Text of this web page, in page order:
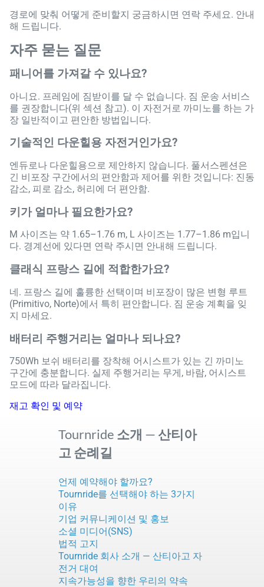
경로에 맞춰 어떻게 준비할지 궁금하시면 연락 주세요. 안내
해 드립니다.
자주 묻는 질문
패니어를 가져갈 수 있나요?
아니요. 프레임에 짐받이를 달 수 없습니다. 짐 운송 서비스
를 권장합니다(위 섹션 참고). 이 자전거로 까미노를 하는 가
장 일반적이고 편안한 방법입니다.
기술적인 다운힐용 자전거인가요?
엔듀로나 다운힐용으로 제안하지 않습니다. 풀서스펜션은
긴 비포장 구간에서의 편안함과 제어를 위한 것입니다: 진동
감소, 피로 감소, 허리에 더 편안함.
키가 얼마나 필요한가요?
M 사이즈는 약 1.65–1.76 m, L 사이즈는 1.77–1.86 m입니
다. 경계선에 있다면 연락 주시면 안내해 드립니다.
클래식 프랑스 길에 적합한가요?
네. 프랑스 길에 훌륭한 선택이며 비포장이 많은 변형 루트
(Primitivo, Norte)에서 특히 편안합니다. 짐 운송 계획을 잊
지 마세요.
배터리 주행거리는 얼마나 되나요?
750Wh 보쉬 배터리를 장착해 어시스트가 있는 긴 까미노
구간에 충분합니다. 실제 주행거리는 무게, 바람, 어시스트
모드에 따라 달라집니다.
재고 확인 및 예약
Tournride 소개 — 산티아
고 순례길
언제 예약해야 할까요?
Tournride를 선택해야 하는 3가지
이유
기업 커뮤니케이션 및 홍보
소셜 미디어(SNS)
법적 고지
Tournride 회사 소개 — 산티아고 자
전거 대여
지속가능성을 향한 우리의 약속